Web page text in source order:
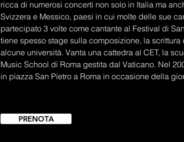
ricca di numerosi concerti non solo in Italia ma
Svizzera e Messico, paesi in cui molte delle sue
partecipato 3 volte come cantante al Festival di
tiene spesso stage sulla composizione, la
alcune università. Vanta una cattedra al CET, la
Music School di Roma gestita dal Vaticano. Nel
in piazza San Pietro a Roma in occasione della
PRENOTA